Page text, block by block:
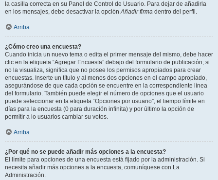
la casilla correcta en su Panel de Control de Usuario. Para dejar de añadirla
en los mensajes, debe desactivar la opciónAñadir firma dentro del perfil.
Arriba
¿Cómo creo una encuesta?
Cuando inicia un nuevo tema o edita el primer mensaje del mismo, debe hacer
clic en la etiqueta “Agregar Encuesta” debajo del formulario de publicación; si
no la visualiza, significa que no posee los permisos apropiados para crear
encuestas. Inserte un título y al menos dos opciones en el campo apropiado,
asegurándose de que cada opción se encuentre en la correspondiente línea
del formulario. También puede elegir el número de opciones que el usuario
puede seleccionar en la etiqueta “Opciones por usuario”, el tiempo límite en
días para la encuesta (0 para duración infinita) y por último la opción de
permitir a lo usuarios cambiar su votos.
Arriba
¿Por qué no se puede añadir más opciones a la encuesta?
El límite para opciones de una encuesta está fijado por la administración. Si
necesita añadir más opciones a la encuesta, comuníquese con La
Administración.